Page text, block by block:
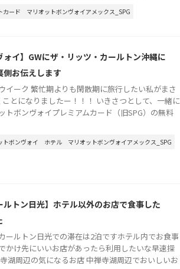
カード マリオットボンヴォイアメックス_SPG
ォイ】GWにザ・リッツ・カールトン沖縄に
お伝えします
イーク 繁忙期よりも閑散期に旅行したい私がまさ
とになりましたー！！！ いきさつとして、一緒に
トボンヴォイプレミアムカード（旧SPG）の無料
トボンヴォイ ホテル
マリオットボンヴォイアメックス_SPG
ルトン日光】ホテル以外のお店で食事した
ールトン日光での滞在は2泊ですホテル内でお食事
かけ先にいいお店があったら利用したいな早速探
湖周辺の気になるお店 中禅寺湖周辺でおいしいお